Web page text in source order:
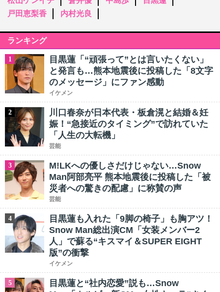
戸田恵梨香
内村光良
ランキング
1
目黒蓮「“頑張って”とは言いたくない」
と発言も…熊本地震後に投稿した「8文字
のメッセージ」にファン感動
イケメン
2
川口春奈が日本代表・板倉滉と結婚＆妊
娠！“急接近のタイミング”で訪れていた
「人生の大転機」
芸能
3
M!LKへの優しさだけじゃない…Snow
Man阿部亮平 熊本地震後に投稿した「被
災者への驚きの配慮」に称賛の声
芸能
4
目黒蓮も入れた「9脚の椅子」も胸アツ！
Snow Man総出演CM「女装メンバー2
人」で蘇る“キスマイ＆SUPER EIGHT
版”の衝撃
イケメン
5
目黒蓮と“社内恋愛”説も…Snow